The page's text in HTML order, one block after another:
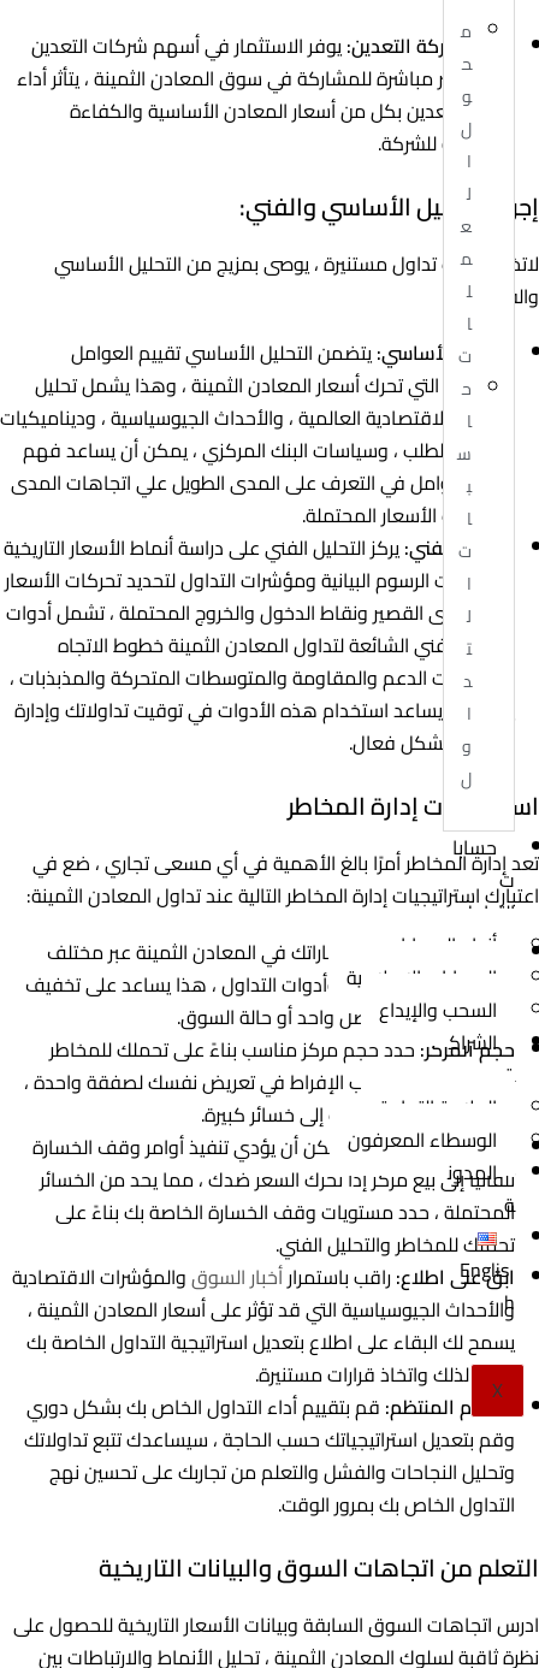
م
ح
و
ل
ا
ل
ع
م
ل
ا
ت
ح
ا
س
ب
ا
ت
ا
ل
ت
د
ا
و
ل
حسابا
ت
التداول
أنواع الحسابات
الحسابات الإسلامية
السحب والإيداع
الشراك
ة
العلامة التجارية
الوسطاء المعرفون
المدون
ة
Englis
h
X
أسهم شركة التعدين:يوفر الاستثمار في أسهم شركات التعدين
وسيلة غير مباشرة للمشاركة في سوق المعادن الثمينة ، يتأثر أداء
أسهم التعدين بكل من أسعار المعادن الأساسية والكفاءة
التشغيلية للشركة.
إجراء التحليل الأساسي والفني:
لاتخاذ قرارات تداول مستنيرة ، يوصى بمزيج من التحليل الأساسي
والفني:
التحليل الأساسي:يتضمن التحليل الأساسي تقييم العوامل
الأساسية التي تحرك أسعار المعادن الثمينة ، وهذا يشمل تحليل
الظروف الاقتصادية العالمية ، والأحداث الجيوسياسية ، وديناميكيات
العرض والطلب ، وسياسات البنك المركزي ، يمكن أن يساعد فهم
هذه العوامل في التعرف على المدى الطويل علي اتجاهات المدى
ومحفزات الأسعار المحتملة.
التحليل الفني:يركز التحليل الفني على دراسة أنماط الأسعار التاريخية
وتشكيلات الرسوم البيانية ومؤشرات التداول لتحديد تحركات الأسعار
على المدى القصير ونقاط الدخول والخروج المحتملة ، تشمل أدوات
التحليل الفني الشائعة لتداول المعادن الثمينة خطوط الاتجاه
ومستويات الدعم والمقاومة والمتوسطات المتحركة والمذبذبات ،
يمكن أن يساعد استخدام هذه الأدوات في توقيت تداولاتك وإدارة
المخاطر بشكل فعال.
استراتيجيات إدارة المخاطر
تعد إدارة المخاطر أمرًا بالغ الأهمية في أي مسعى تجاري ، ضع في
اعتبارك استراتيجيات إدارة المخاطر التالية عند تداول المعادن الثمينة:
التنويع: قم بتنويع استثماراتك في المعادن الثمينة عبر مختلف
المعادن والأطر الزمنية وأدوات التداول ، هذا يساعد على تخفيف
المخاطر المرتبطة بأصل واحد أو حالة السوق.
حجم المركز: حدد حجم مركز مناسب بناءً على تحملك للمخاطر
ورصيد الحساب ، تجنب الإفراط في تعريض نفسك لصفقة واحدة ،
حيث يمكن أن يؤدي ذلك إلى خسائر كبيرة.
أوامر وقف الخسارة:يمكن أن يؤدي تنفيذ أوامر وقف الخسارة
تلقائيًا إلى بيع مركز إذا تحرك السعر ضدك ، مما يحد من الخسائر
المحتملة ، حدد مستويات وقف الخسارة الخاصة بك بناءً على
تحملك للمخاطر والتحليل الفني.
ابق على اطلاع: راقب باستمرارأخبار السوقوالمؤشرات الاقتصادية
والأحداث الجيوسياسية التي قد تؤثر على أسعار المعادن الثمينة ،
يسمح لك البقاء على اطلاع بتعديل استراتيجية التداول الخاصة بك
وفقًا لذلك واتخاذ قرارات مستنيرة.
التقييم المنتظم: قم بتقييم أداء التداول الخاص بك بشكل دوري
وقم بتعديل استراتيجياتك حسب الحاجة ، سيساعدك تتبع تداولاتك
وتحليل النجاحات والفشل والتعلم من تجاربك على تحسين نهج
التداول الخاص بك بمرور الوقت.
التعلم من اتجاهات السوق والبيانات التاريخية
ادرس اتجاهات السوق السابقة وبيانات الأسعار التاريخية للحصول على
نظرة ثاقبة لسلوك المعادن الثمينة ، تحليل الأنماط والارتباطات بين